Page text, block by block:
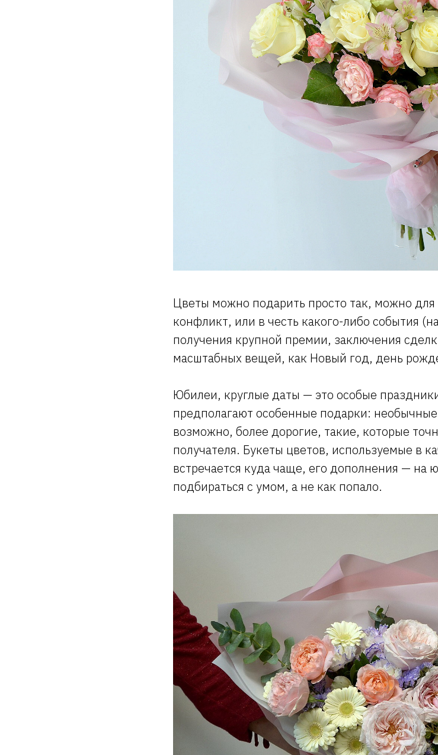
Цветы можно подарить просто так, можно
конфликт, или в честь какого-либо события
получения крупной премии, заключения
масштабных вещей, как Новый год, день
Юбилеи, круглые даты — это особые
предполагают особенные подарки:
возможно, более дорогие, такие, которые
получателя. Букеты цветов, используемые в
встречается куда чаще, его дополнения — на
подбираться с умом, а не как попало.